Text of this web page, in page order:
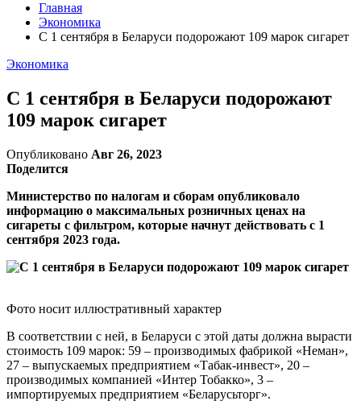
Главная
Экономика
С 1 сентября в Беларуси подорожают 109 марок сигарет
Экономика
С 1 сентября в Беларуси подорожают
109 марок сигарет
Опубликовано Авг 26, 2023
Поделится
Министерство по налогам и сборам опубликовало
информацию о максимальных розничных ценах на
сигареты с фильтром, которые начнут действовать с 1
сентября 2023 года.
Фото носит иллюстративный характер
В соответствии с ней, в Беларуси с этой даты должна вырасти
стоимость 109 марок: 59 – производимых фабрикой «Неман»,
27 – выпускаемых предприятием «Табак-инвест», 20 –
производимых компанией «Интер Тобакко», 3 –
импортируемых предприятием «Беларусьторг».